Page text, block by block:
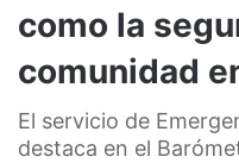
como la
comunidad
El servicio de
destaca en el